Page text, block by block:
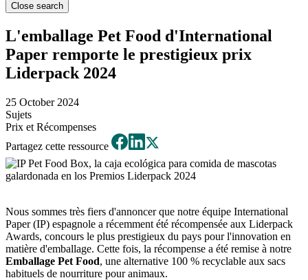
Close search
L'emballage Pet Food d'International
Paper remporte le prestigieux prix
Liderpack 2024
25 October 2024
Sujets
Prix et Récompenses
Partagez cette ressource
Nous sommes très fiers d'annoncer que notre équipe International
Paper (IP) espagnole a récemment été récompensée aux Liderpack
Awards, concours le plus prestigieux du pays pour l'innovation en
matière d'emballage. Cette fois, la récompense a été remise à notre
Emballage Pet Food, une alternative 100 % recyclable aux sacs
habituels de nourriture pour animaux.